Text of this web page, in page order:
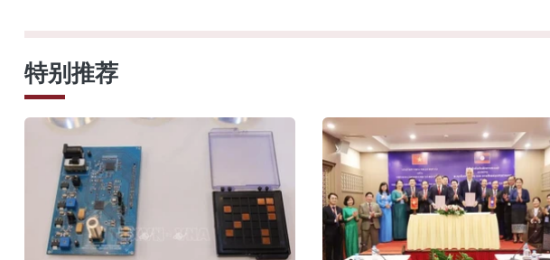
特别推荐